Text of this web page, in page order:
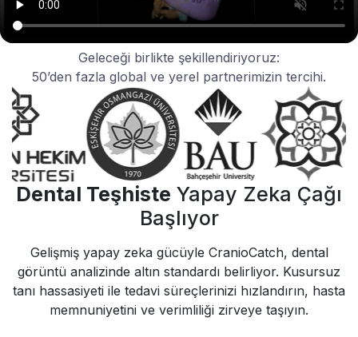
Geleceği birlikte şekillendiriyoruz:
50’den fazla global ve yerel partnerimizin tercihi.
Dental Teşhiste Yapay Zeka Çağı
Başlıyor
Gelişmiş yapay zeka gücüyle CranioCatch, dental
görüntü analizinde altın standardı belirliyor. Kusursuz
tanı hassasiyeti ile tedavi süreçlerinizi hızlandırın, hasta
memnuniyetini ve verimliliği zirveye taşıyın.